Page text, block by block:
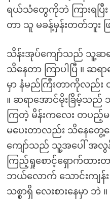
ရယ်သံတွေကိုဘဲ ကြားရပ
တာ သူ မခန့်မှန်းတတ်ဘူး ဖ
သိန်းအုပ်ကျော်သည် သူ့ဆရ
သိနေတာ ကြာပါပြီ ။ ဆရ
မှာ နံမည်ကြီးတာကိုလည်း
။ ဆရာအောင်မိုးခြိမ့်သ
ကြတဲ့ မိန်းကလေး တပည့်
မပေးတာလည်း သိနေတွေ့
ကျော်သည် သူ့အပေါ် အလွန်
ကြည့်ရှုစောင့်ရှောက်ထားတ
ဘယ်လောက် သောင်းကျန်
သစ္စာရှိ လေးစားနေမှာ ဘဲ